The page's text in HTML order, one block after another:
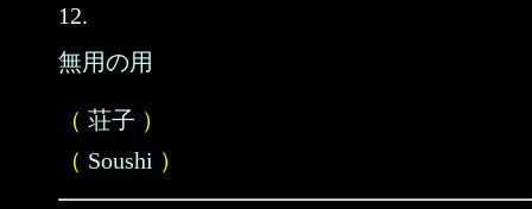
12.
無用の用
（ 荘子 ）
（ Soushi ）